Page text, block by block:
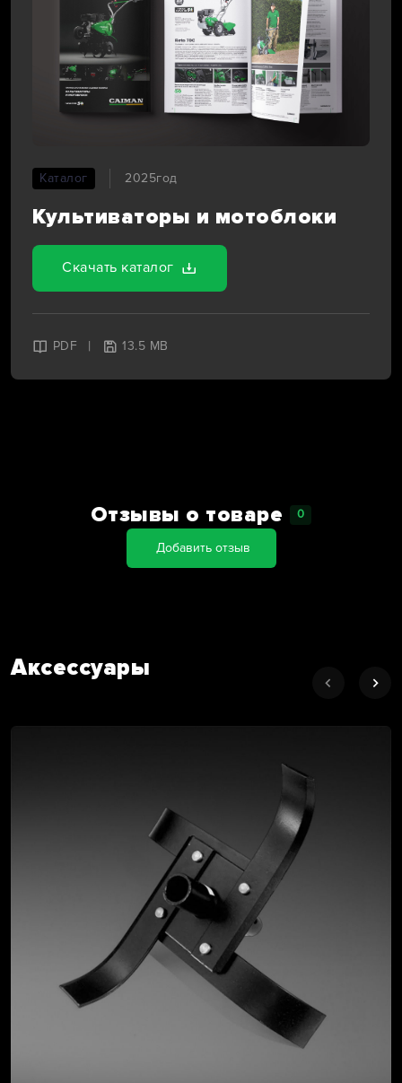
Каталог 2025год
Культиваторы и мотоблоки
Скачать каталог
PDF | 13.5 MB
Отзывы о товаре 0
Добавить отзыв
Аксессуары